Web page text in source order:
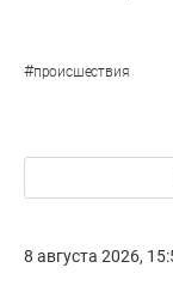
#происшествия
8 августа 2026,